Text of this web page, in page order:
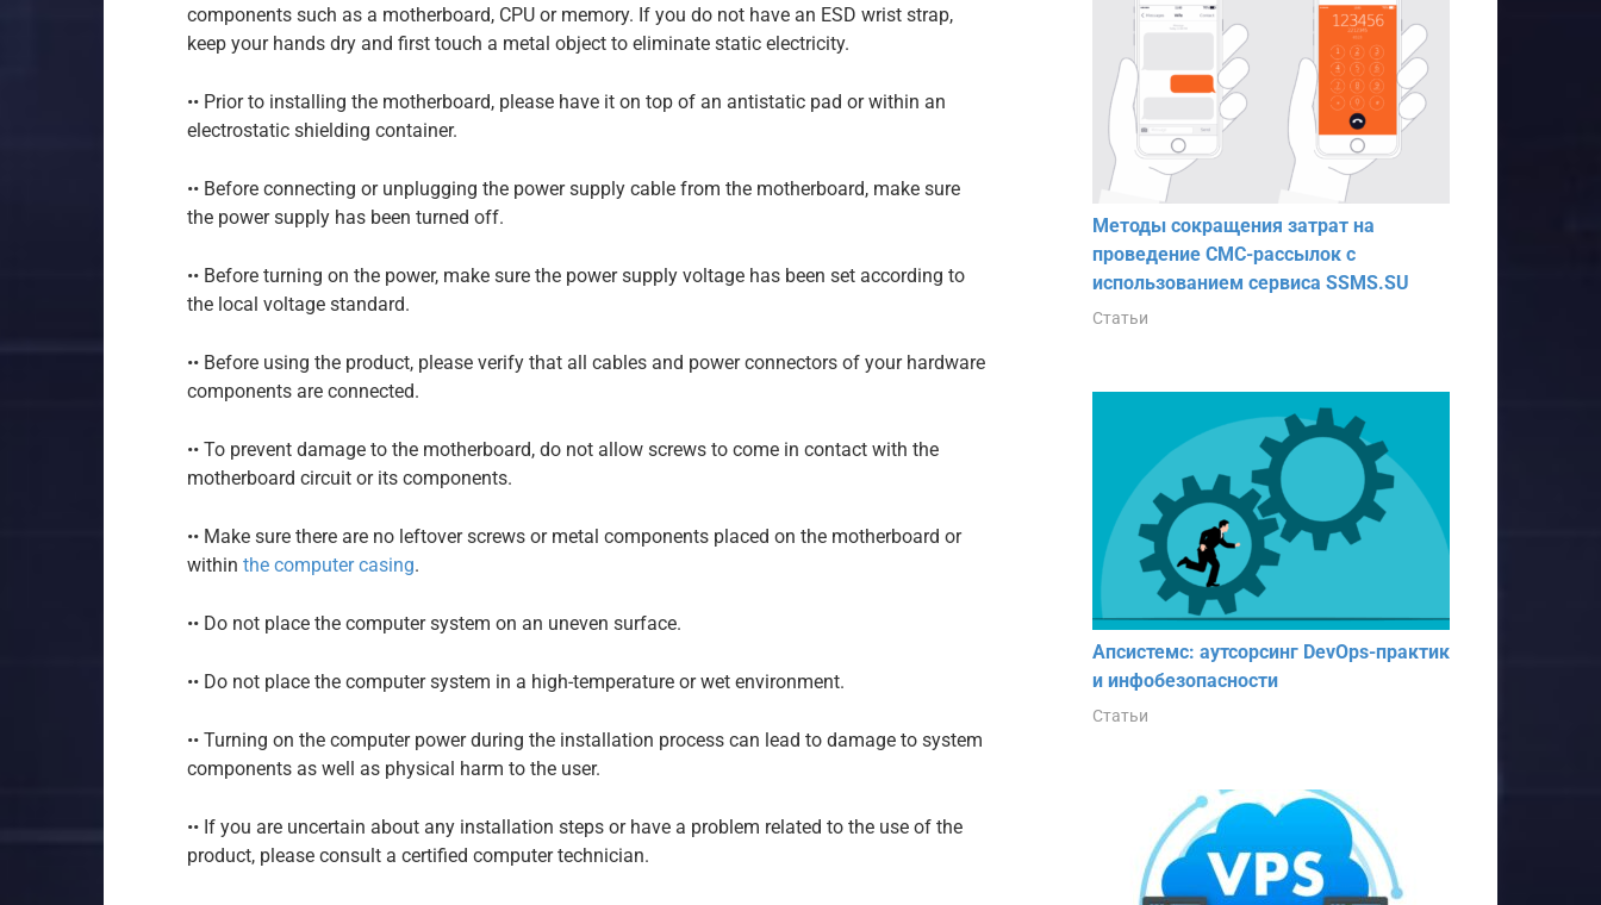
components such as a motherboard, CPU or memory. If you do not have an ESD wrist strap,
keep your hands dry and first touch a metal object to eliminate static electricity.
•• Prior to installing the motherboard, please have it on top of an antistatic pad or within an
electrostatic shielding container.
•• Before connecting or unplugging the power supply cable from the motherboard, make sure
the power supply has been turned off.
•• Before turning on the power, make sure the power supply voltage has been set according to
the local voltage standard.
•• Before using the product, please verify that all cables and power connectors of your hardware
components are connected.
•• To prevent damage to the motherboard, do not allow screws to come in contact with the
motherboard circuit or its components.
•• Make sure there are no leftover screws or metal components placed on the motherboard or
within the computer casing.
•• Do not place the computer system on an uneven surface.
•• Do not place the computer system in a high-temperature or wet environment.
•• Turning on the computer power during the installation process can lead to damage to system
components as well as physical harm to the user.
•• If you are uncertain about any installation steps or have a problem related to the use of the
product, please consult a certified computer technician.
Методы сокращения затрат на
проведение СМС-рассылок с
использованием сервиса SSMS.SU
Статьи
Апсистемс: аутсорсинг DevOps-практик
и инфобезопасности
Статьи